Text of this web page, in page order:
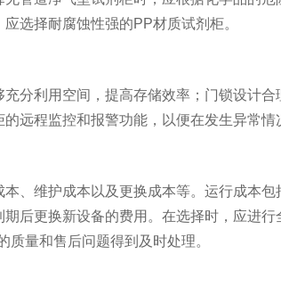
选择耐腐蚀性强的PP材质试剂柜。
利用空间，提高存储效率；门锁设计合
远程监控和报警功能，以便在发生异常情
维护成本以及更换成本等。运行成本包
后更换新设备的费用。在选择时，应进
量和售后问题得到及时处理。